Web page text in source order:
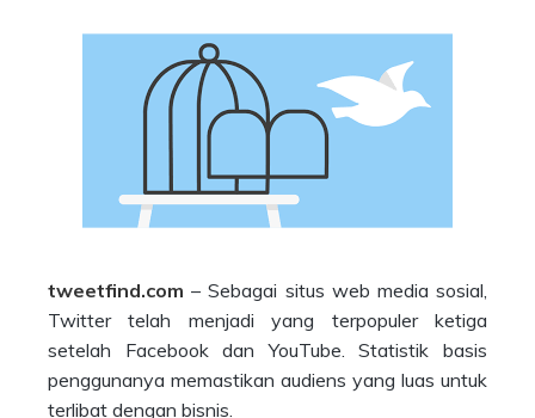
tweetfind.com – Sebagai situs web media sosial,
Twitter telah menjadi yang terpopuler ketiga
setelah Facebook dan YouTube. Statistik basis
penggunanya memastikan audiens yang luas untuk
terlibat dengan bisnis.